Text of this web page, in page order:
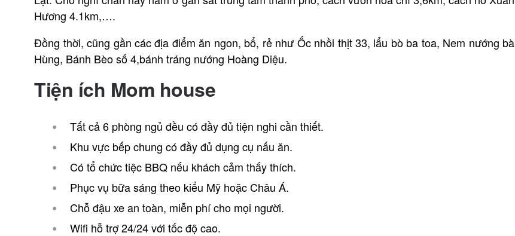
Hương 4.1km,….
Đồng thời, cũng gần các địa điểm ăn ngon, bổ, rẻ như Ốc nhồi thịt 33, lẩu bò ba toa, Nem nướng bà
Hùng, Bánh Bèo số 4,bánh tráng nướng Hoàng Diệu.
Tiện ích Mom house
Tất cả 6 phòng ngủ đều có đầy đủ tiện nghi cần thiết.
Khu vực bếp chung có đầy đủ dụng cụ nấu ăn.
Có tổ chức tiệc BBQ nếu khách cảm thấy thích.
Phục vụ bữa sáng theo kiểu Mỹ hoặc Châu Á.
Chỗ đậu xe an toàn, miễn phí cho mọi người.
Wifi hỗ trợ 24/24 với tốc độ cao.